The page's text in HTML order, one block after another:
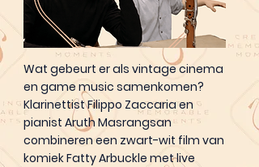
Wat gebeurt er als vintage cinema
en game music samenkomen?
Klarinettist Filippo Zaccaria en
pianist Aruth Masrangsan
combineren een zwart-wit film van
komiek Fatty Arbuckle met live